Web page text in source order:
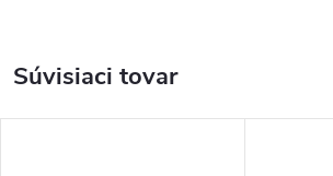
Súvisiaci tovar